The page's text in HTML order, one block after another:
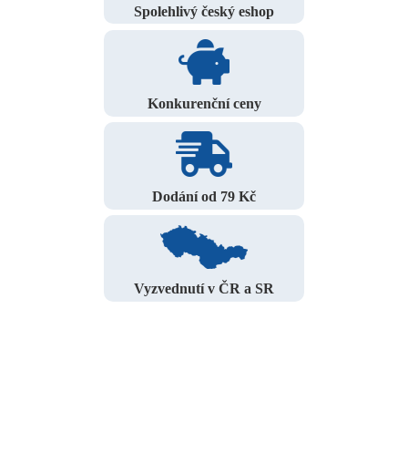
Spolehlivý český eshop
Konkurenční ceny
Dodání od 79 Kč
Vyzvednutí v ČR a SR